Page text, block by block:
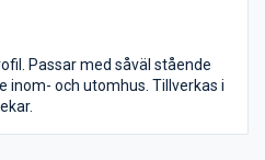
Passar med såväl stående
inom- och utomhus. Tillverkas i